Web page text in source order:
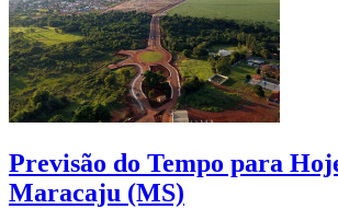
Previsão do Tempo para
Maracaju (MS)